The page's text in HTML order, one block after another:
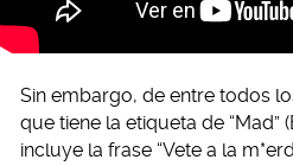
Sin embargo, de entre todos
que tiene la etiqueta de “Mad”
incluye la frase “Vete a la